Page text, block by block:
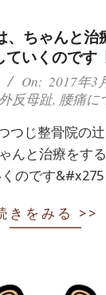
、ちゃんと治
ていくのです
On: 2017年3
外反母趾, 腰痛に
つじ整骨院の
んと治療をす
のです&#x275
きをみる >>